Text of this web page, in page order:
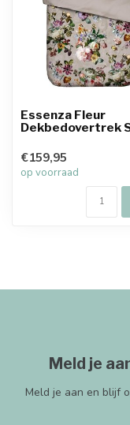
Essenza Fleur
Dekbedovertrek
€159,95
op voorraad
Meld je
Meld je aan en blijf